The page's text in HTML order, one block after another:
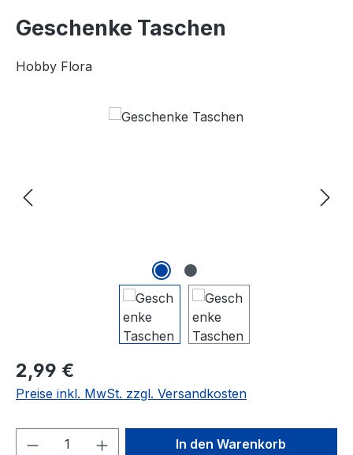
Geschenke Taschen
Hobby Flora
Bildergalerie überspringen
Regulärer Preis:
2,99 €
Preise inkl. MwSt. zzgl. Versandkosten
Produkt Anzahl: Gib denIn den Warenkorb